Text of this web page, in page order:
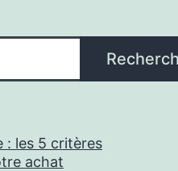
: les 5 critères
achat